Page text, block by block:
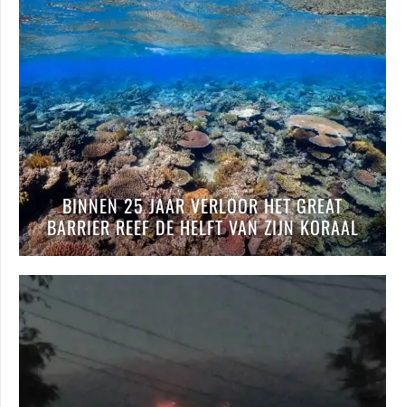
BINNEN 25 JAAR VERLOOR HET GREAT
BARRIER REEF DE HELFT VAN ZIJN KORAAL